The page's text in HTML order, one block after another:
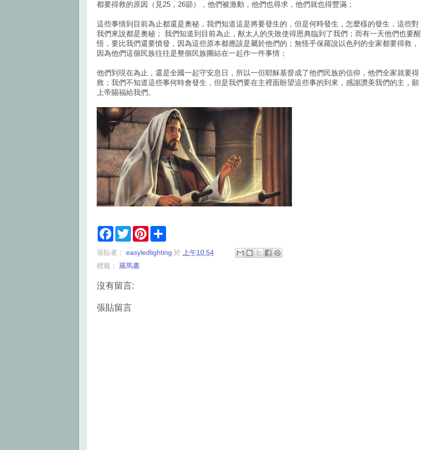
都要得救的原因（見25，26節），他們被激動，他們也尋求，他們就也得豐滿；
這些事情到目前為止都還是奧秘，我們知道這是將要發生的，但是何時發生，怎麼樣的發生，這些對
我們來說都是奧秘； 我們知道到目前為止，猷太人的失敗使得恩典臨到了我們；而有一天他們也要醒
悟，要比我們還要憤發，因為這些原本都應該是屬於他們的；無怪乎保羅說以色列的全家都要得救，
因為他們這個民族往往是整個民族團結在一起作一件事情；
他們到現在為止，還是全國一起守安息日，所以一但耶穌基督成了他們民族的信仰，他們全家就要得
救；我們不知道這些事何時會發生，但是我們要在主裡面盼望這些事的到來，感謝讚美我們的主，願
上帝賜福給我們。
F
e
o
k
T
w
t
e
P
t
r
張貼者： easyledlighting 於
上午10:54
標籤： 羅馬書
沒有留言:
張貼留言